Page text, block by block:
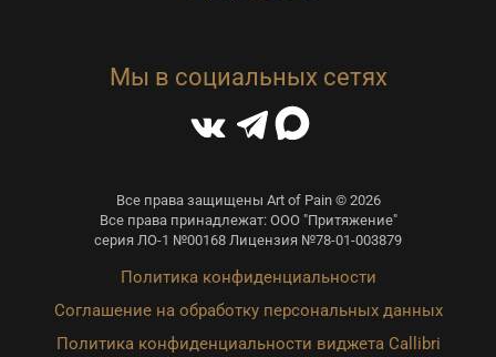
Мы в социальных сетях
Все права защищены Art of Pain © 2026
Все права принадлежат: ООО "Притяжение"
серия ЛО-1 №00168 Лицензия №78-01-003879
Политика конфиденциальности
Соглашение на обработку персональных данных
Политика конфиденциальности виджета Callibri